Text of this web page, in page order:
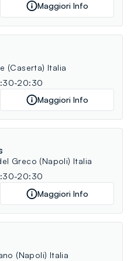
Maggiori Info
(Caserta) Italia
20:30
Maggiori Info
Greco (Napoli) Italia
20:30
Maggiori Info
(Napoli) Italia